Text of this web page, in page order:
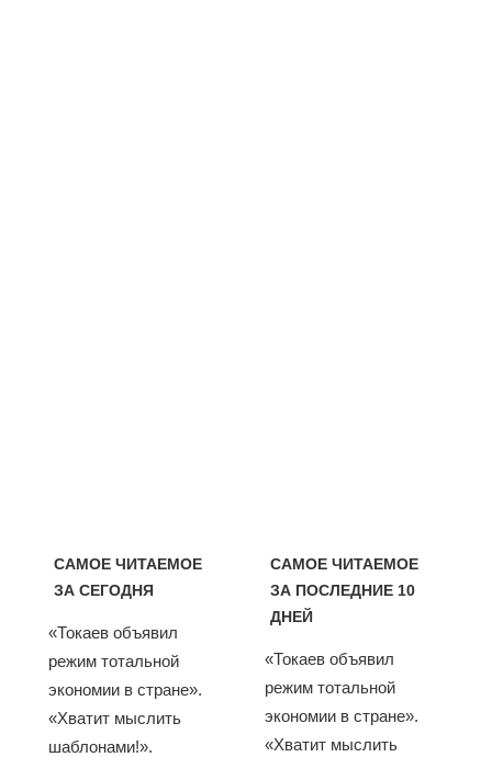
САМОЕ ЧИТАЕМОЕ
ЗА СЕГОДНЯ
«Токаев объявил
режим тотальной
экономии в стране».
«Хватит мыслить
шаблонами!».
САМОЕ ЧИТАЕМОЕ
ЗА ПОСЛЕДНИЕ 10
ДНЕЙ
«Токаев объявил
режим тотальной
экономии в стране».
«Хватит мыслить